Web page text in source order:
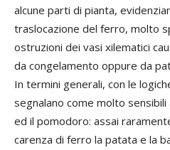
alcune parti di pianta,
traslocazione del ferro, molto
ostruzioni dei vasi xilematici
da congelamento oppure da
In termini generali, con le
segnalano come molto
ed il pomodoro: assai
carenza di ferro la patata e la